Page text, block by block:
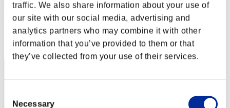
traffic. We also share information about your use of
our site with our social media, advertising and
analytics partners who may combine it with other
information that you’ve provided to them or that
they’ve collected from your use of their services.
Selection
Necessary
Nimitz
Puntos:Missions30/48'02"29
Posición
12